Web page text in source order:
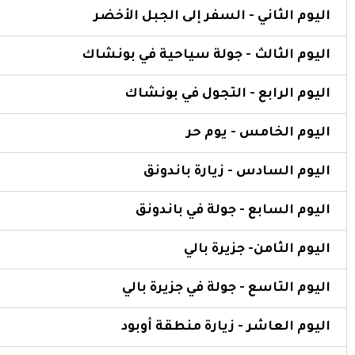
اليوم الثاني - السفر إلى الجبل الأخضر
اليوم الثالث - جولة سياحية في بونشاك
اليوم الرابع - التجول في بونشاك
اليوم الخامس - يوم حر
اليوم السادس - زيارة باندونق
اليوم السابع - جولة في باندونق
اليوم الثامن- جزيرة بالي
اليوم التاسع - جولة في جزيرة بالي
اليوم العاشر - زيارة منطقة أوبود